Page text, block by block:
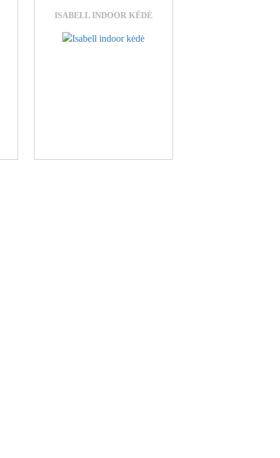
ISABELL INDOOR KĖDĖ